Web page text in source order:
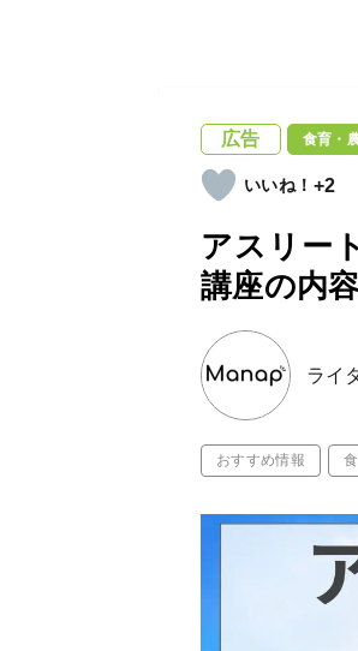
広告 食育・
+2
アスリー
講座の内
ライ
おすすめ情報